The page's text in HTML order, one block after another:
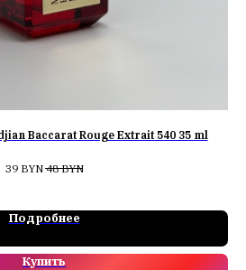
Baccarat Rouge Extrait 540 35 ml
39 BYN 48 BYN
Подробнее
Купить